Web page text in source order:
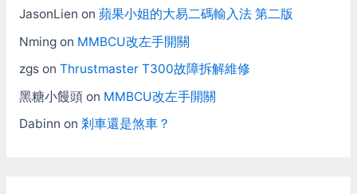
JasonLien on 蘋果小姐的大易二碼輸入法 第二版
Nmingon MMBCU改左手開關
zgson Thrustmaster T300故障拆解維修
黑糖小饅頭on MMBCU改左手開關
Dabinn on 剎車還是煞車？